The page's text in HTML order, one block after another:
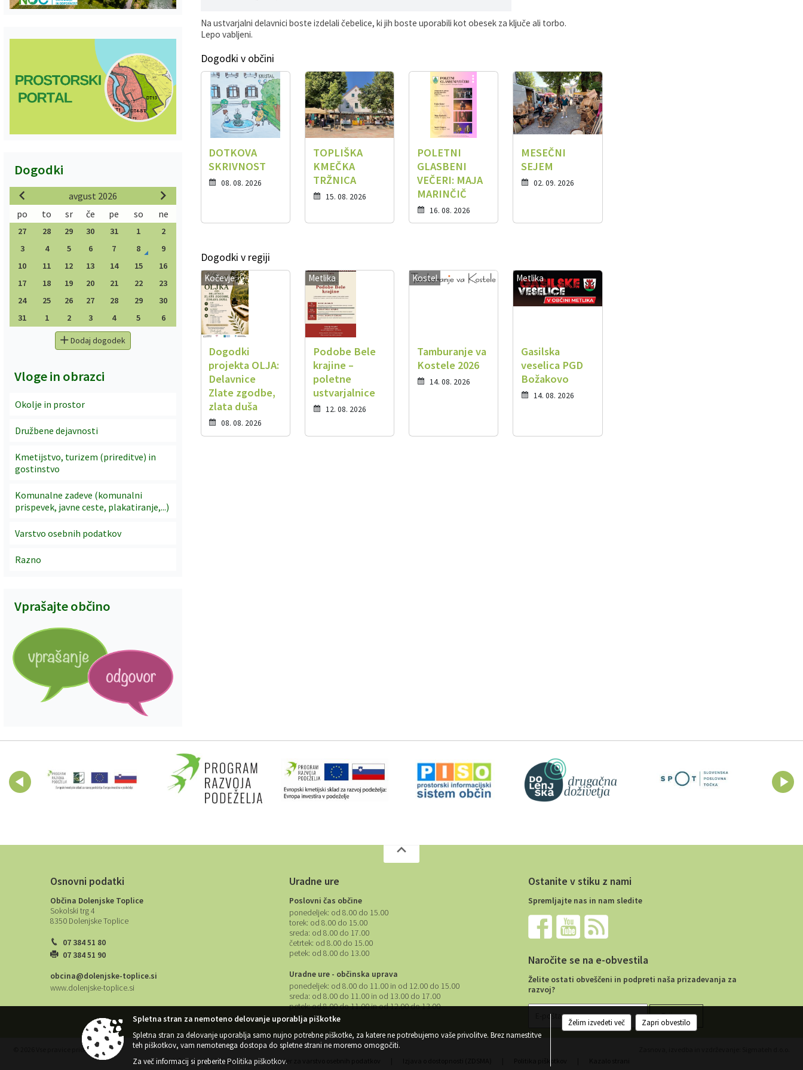
Na ustvarjalni delavnici boste izdelali čebelice, ki jih boste uporabili kot obesek za ključe ali torbo.
Lepo vabljeni.
Dogodki v občini
DOTKOVA
SKRIVNOST
08. 08. 2026
TOPLIŠKA
KMEČKA
TRŽNICA
15. 08. 2026
POLETNI
GLASBENI
VEČERI: MAJA
MARINČIČ
16. 08. 2026
MESEČNI
SEJEM
02. 09. 2026
Dogodki v regiji
Kočevje
Dogodki
projekta OLJA:
Delavnice
Zlate zgodbe,
zlata duša
08. 08. 2026
Metlika
Podobe Bele
krajine –
poletne
ustvarjalnice
12. 08. 2026
Kostel
Tamburanje va
Kostele 2026
14. 08. 2026
Metlika
Gasilska
veselica PGD
Božakovo
14. 08. 2026
Dogodki
avgust 2026
po
to sr če pe so ne
27 28 29 30 31 1
2
3
4 5 6 7 8
9
10
11 12 13 14 15
16
17
18 19 20 21 22
23
24
25 26 27 28 29
30
31
1 2 3 4 5 6
Dodaj dogodek
Vloge in obrazci
Okolje in prostor
Družbene dejavnosti
Kmetijstvo, turizem (prireditve) in
gostinstvo
Komunalne zadeve (komunalni
prispevek, javne ceste, plakatiranje,...)
Varstvo osebnih podatkov
Razno
Vprašajte občino
Osnovni podatki
Občina Dolenjske Toplice
Sokolski trg 4
8350 Dolenjske Toplice
07 384 51 80
07 384 51 90
obcina@dolenjske-toplice.si
www.dolenjske-toplice.si
Uradne ure
Poslovni čas občine
ponedeljek: od 8.00 do 15.00
torek: od 8.00 do 15.00
sreda: od 8.00 do 17.00
četrtek: od 8.00 do 15.00
petek: od 8.00 do 13.00
Uradne ure - občinska uprava
ponedeljek: od 8.00 do 11.00 in od 12.00 do 15.00
sreda: od 8.00 do 11.00 in od 13.00 do 17.00
petek:od 8.00 do 11.00 in od 12.00 do 13.00
Ostanite v stiku z nami
Spremljajte nas in nam sledite
Naročite se na e-obvestila
Želite ostati obveščeni in podpreti naša prizadevanja za
razvoj?
© 2026 Vse pravice pridržane
Splošni pogoji spletne strani
| Center za varstvo osebnih podatkov
Spletna stran za nemoteno delovanje uporablja piškotke
Spletna stran za delovanje uporablja samo nujno potrebne piškotke, za katere ne potrebujemo vaše privolitve. Brez namestitve
teh piškotkov, vam nemotenega dostopa do spletne strani ne moremo omogočiti.
Za več informacij si preberitePolitika piškotkov.
Želim izvedeti več Zapri obvestilo